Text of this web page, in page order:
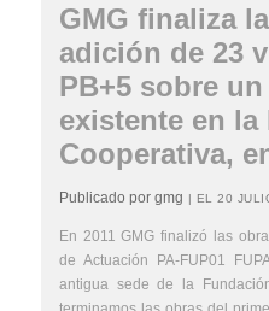
GMG finaliza
adición de 23
PB+5 sobre
existente en la
Cooperativa,
Publicado por gmg | EL 20
En 2011 GMG finalizó las
de Actuación PA-FUP01
antigua sede de la